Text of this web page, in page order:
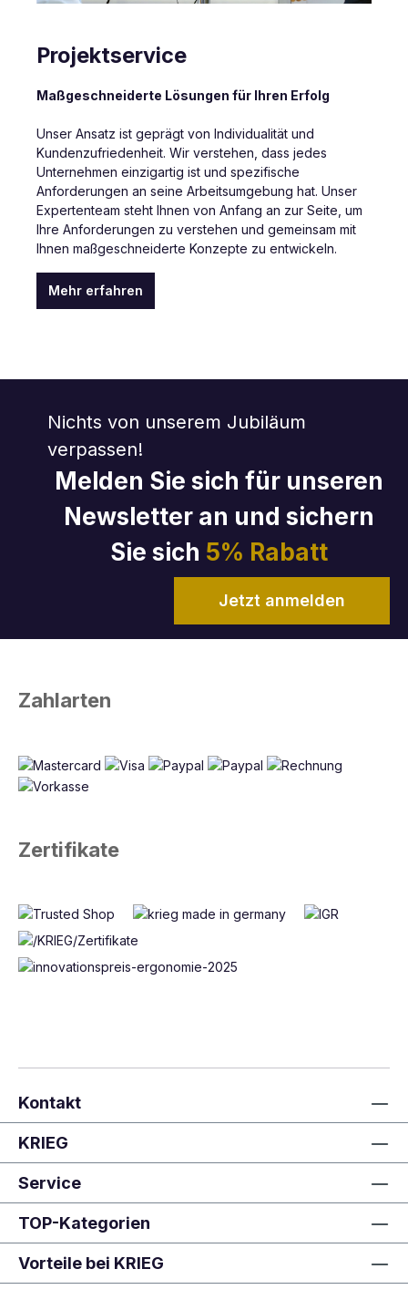
Projektservice
Maßgeschneiderte Lösungen für Ihren Erfolg
Unser Ansatz ist geprägt von Individualität und
Kundenzufriedenheit. Wir verstehen, dass jedes
Unternehmen einzigartig ist und spezifische
Anforderungen an seine Arbeitsumgebung hat. Unser
Expertenteam steht Ihnen von Anfang an zur Seite, um
Ihre Anforderungen zu verstehen und gemeinsam mit
Ihnen maßgeschneiderte Konzepte zu entwickeln.
Mehr erfahren
Nichts von unserem Jubiläum
verpassen!
Melden Sie sich für unseren
Newsletter an und sichern
Sie sich 5% Rabatt
Jetzt anmelden
Zahlarten
Zertifikate
Kontakt
KRIEG
Service
TOP-Kategorien
Vorteile bei KRIEG